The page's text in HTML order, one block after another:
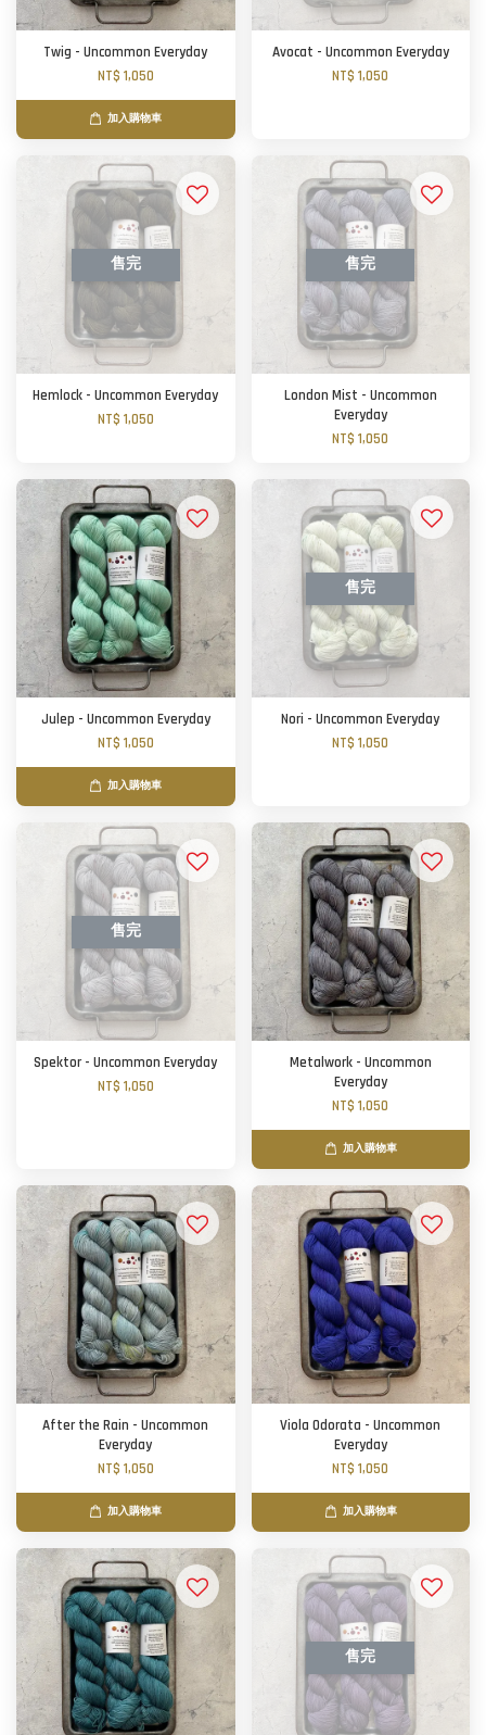
Twig - Uncommon Everyday
NT$ 1,050
加入購物車
Avocat - Uncommon Everyday
NT$ 1,050
售完
Hemlock - Uncommon Everyday
NT$ 1,050
售完
London Mist - Uncommon
Everyday
NT$ 1,050
Julep - Uncommon Everyday
NT$ 1,050
加入購物車
售完
Nori - Uncommon Everyday
NT$ 1,050
售完
Spektor - Uncommon Everyday
NT$ 1,050
Metalwork - Uncommon
Everyday
NT$ 1,050
加入購物車
After the Rain - Uncommon
Everyday
NT$ 1,050
加入購物車
Viola Odorata - Uncommon
Everyday
NT$ 1,050
加入購物車
售完